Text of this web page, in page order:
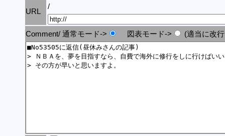
URL
/
Comment/ 通常モード-> 図表モード-> (適当に改